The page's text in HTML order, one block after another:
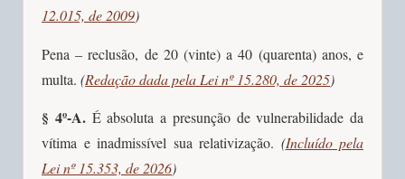
12.015, de 2009)
Pena – reclusão, de 20 (vinte) a 40 (quarenta) anos, e
multa. (Redação dada pela Lei nº 15.280, de 2025)
§ 4º-A.É absoluta a presunção de vulnerabilidade da
vítima e inadmissível sua relativização. (Incluído pela
Lei nº 15.353, de 2026)